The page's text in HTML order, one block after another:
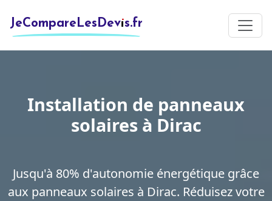
JeCompareLesDevis.fr
Installation de panneaux
solaires à Dirac
Jusqu'à 80% d'autonomie énergétique grâce
aux panneaux solaires à Dirac. Réduisez votre